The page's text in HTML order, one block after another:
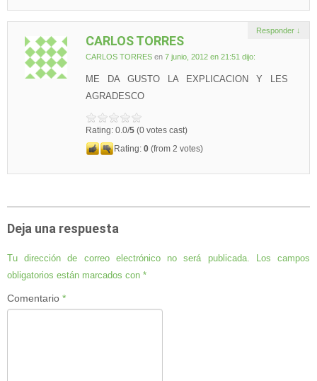
CARLOS TORRES
CARLOS TORRES en 7 junio, 2012 en 21:51 dijo:
ME DA GUSTO LA EXPLICACION Y LES
AGRADESCO
Rating: 0.0/5 (0 votes cast)
Rating: 0 (from 2 votes)
Responder ↓
Deja una respuesta
Tu dirección de correo electrónico no será publicada.
Los campos
obligatorios están marcados con *
Comentario *